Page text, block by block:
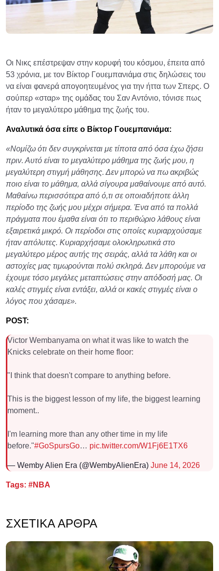
Οι Νικς επέστρεψαν στην κορυφή του κόσμου, έπειτα από
53 χρόνια, με τον Βίκτορ Γουεμπανιάμα στις δηλώσεις του
να είναι φανερά απογοητευμένος για την ήττα των Σπερς. Ο
σούπερ «σταρ» της ομάδας του Σαν Αντόνιο, τόνισε πως
ήταν το μεγαλύτερο μάθημα της ζωής του.
Αναλυτικά όσα είπε ο Βίκτορ Γουεμπανιάμα:
«Νομίζω ότι δεν συγκρίνεται με τίποτα από όσα έχω ζήσει
πριν. Αυτό είναι το μεγαλύτερο μάθημα της ζωής μου, η
μεγαλύτερη στιγμή μάθησης. Δεν μπορώ να πω ακριβώς
ποιο είναι το μάθημα, αλλά σίγουρα μαθαίνουμε από αυτό.
Μαθαίνω περισσότερα από ό,τι σε οποιαδήποτε άλλη
περίοδο της ζωής μου μέχρι σήμερα. Ένα από τα πολλά
πράγματα που έμαθα είναι ότι το περιθώριο λάθους είναι
εξαιρετικά μικρό. Οι περίοδοι στις οποίες κυριαρχούσαμε
ήταν απόλυτες. Κυριαρχήσαμε ολοκληρωτικά στο
μεγαλύτερο μέρος αυτής της σειράς, αλλά τα λάθη και οι
αστοχίες μας τιμωρούνται πολύ σκληρά. Δεν μπορούμε να
έχουμε τόσο μεγάλες μεταπτώσεις στην απόδοσή μας. Οι
καλές στιγμές είναι εντάξει, αλλά οι κακές στιγμές είναι ο
λόγος που χάσαμε».
POST:
Victor Wembanyama on what it was like to watch the
Knicks celebrate on their home floor:
"I think that doesn't compare to anything before.
This is the biggest lesson of my life, the biggest learning
moment..
I'm learning more than any other time in my life
before."#GoSpursGo… pic.twitter.com/W1Fj6E1TX6
— Wemby Alien Era (@WembyAlienEra) June 14, 2026
Tags: #NBA
ΣΧΕΤΙΚΆ ΆΡΘΡΑ